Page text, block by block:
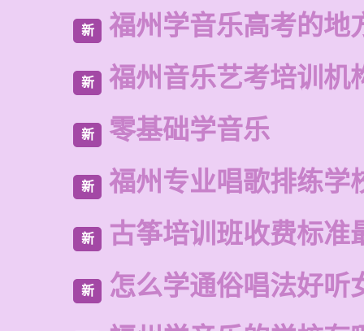
新 福州学音乐高考的地
新 福州音乐艺考培训机
新 零基础学音乐
新 福州专业唱歌排练学
新 古筝培训班收费标准
新 怎么学通俗唱法好听